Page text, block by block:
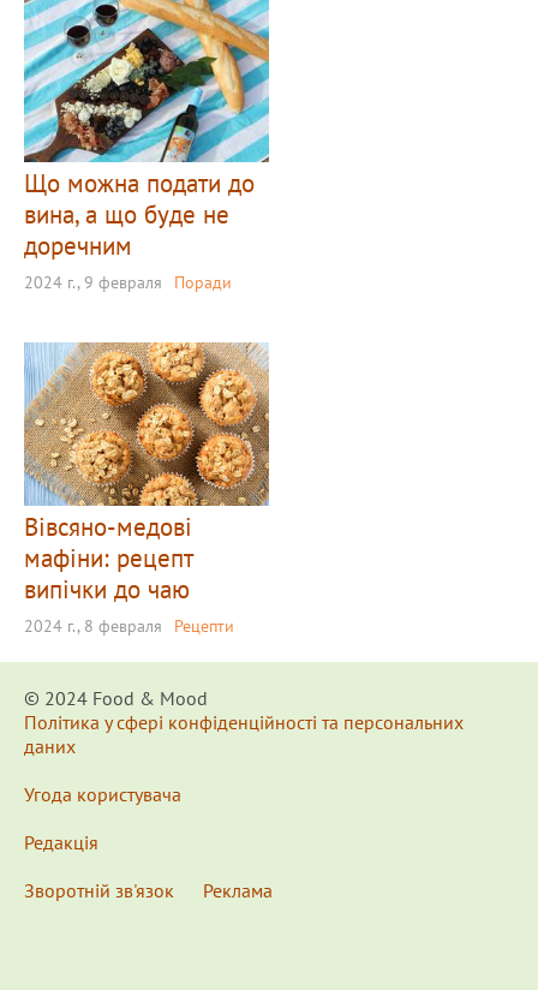
Що можна подати до
вина, а що буде не
доречним
2024 г., 9 февраля Поради
Вівсяно-медові
мафіни: рецепт
випічки до чаю
2024 г., 8 февраля Рецепти
© 2024 Food & Мood
Політика у сфері конфіденційності та персональних
даних
Угода користувача
Редакція
Зворотній зв'язок
Реклама